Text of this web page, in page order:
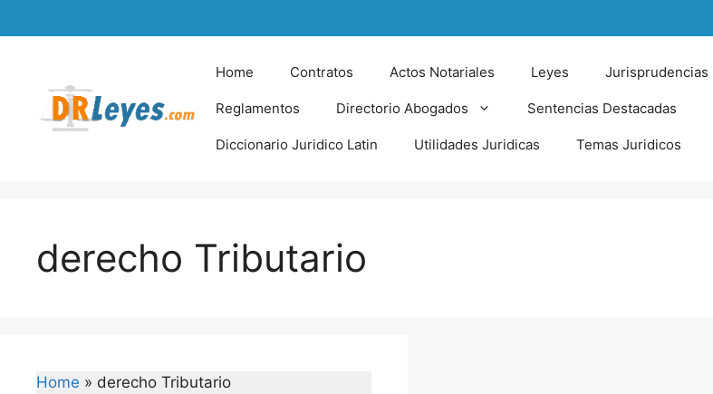
to
Home Contratos Actos Notariales Leyes Jurisprudencias
Reglamentos Directorio Abogados Sentencias Destacadas
Diccionario Juridico Latin Utilidades Juridicas Temas Juridicos
derecho Tributario
Home » derecho Tributario